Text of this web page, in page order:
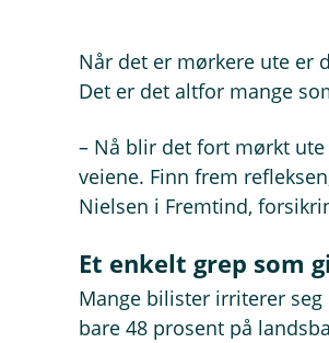
Når det er mørkere ute er
Det er det altfor mange
– Nå blir det fort mørkt ute
veiene. Finn frem
Nielsen i Fremtind,
Et enkelt grep som
Mange bilister irriterer
bare 48 prosent på